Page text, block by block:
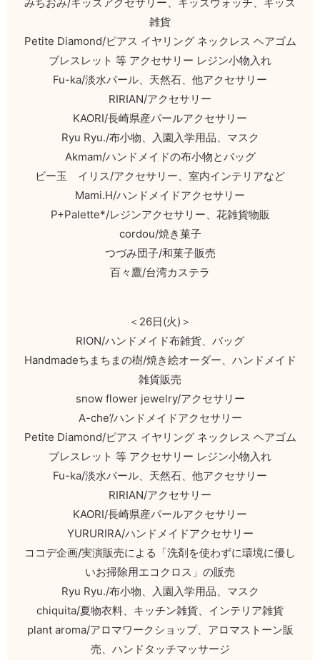
雑貨
Petite Diamond/ピアス イヤリング ネックレス ヘアゴム
ブレスレット 等 アクセサリー レジン小物入れ
Fu-ka/淡水パール、天然石、他アクセサリー
RIRIAN/アクセサリー
KAORI/長崎県産パールアクセサリー
Ryu Ryu./布小物、入園入学用品、マスク
Akmam/ハンドメイドの布小物とバッグ
ビー玉 イリス/アクセサリー、室内インテリアなど
Mami.H/ハンドメイドアクセサリー
P+Palette*/レジンアクセサリー、花雑貨物販
cordou/焼き菓子
つづみ団子/和菓子販売
百々鷹/台湾カステラ
＜26日(火)＞
RION/ハンドメイド布雑貨、バッグ
Handmadeちまちまの樹/焼き絵オーダー、ハンドメイド
雑貨販売
snow flower jewelry/アクセサリー
A-che’/ハンドメイドアクセサリー
Petite Diamond/ピアス イヤリング ネックレス ヘアゴム
ブレスレット 等 アクセサリー レジン小物入れ
Fu-ka/淡水パール、天然石、他アクセサリー
RIRIAN/アクセサリー
KAORI/長崎県産パールアクセサリー
YURURIRA/ハンドメイドアクセサリー
ココデ企画/実演販売による「洗剤を使わずに環境に優し
いお掃除用エコクロス」の販売
Ryu Ryu./布小物、入園入学用品、マスク
chiquita/夏物衣料、キッチン雑貨、インテリア雑貨
plant aroma/アロマワークショップ、アロマストーン販
売、ハンドタッチマッサージ